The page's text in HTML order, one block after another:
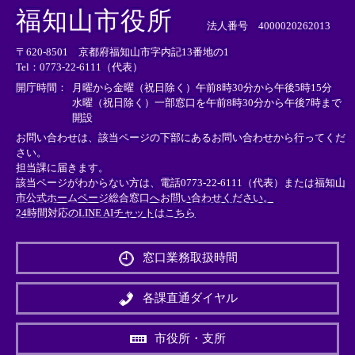
外
部
リ
ン
ク
＞
外
リ
ン
ク
＞
外
部
ン
ク
＞
福知山市役所 法人番号 4000020262013
〒620-8501 京都府福知山市字内記13番地の1
Tel：0773-22-6111（代表）
開庁時間：
月曜から金曜（祝日除く）午前8時30分から午後5時15分
水曜（祝日除く）一部窓口を午前8時30分から午後7時まで
開設
お問い合わせは、該当ページの下部にあるお問い合わせから行ってくだ
さい。
担当課に届きます。
該当ページがわからない方は、電話0773-22-6111（代表）または福知山
市公式ホームページ総合窓口へお問い合わせください。
24時間対応のLINE AIチャットはこちら
外
リ
ン
＞
窓口業務取扱時間
各課直通ダイヤル
市役所・支所